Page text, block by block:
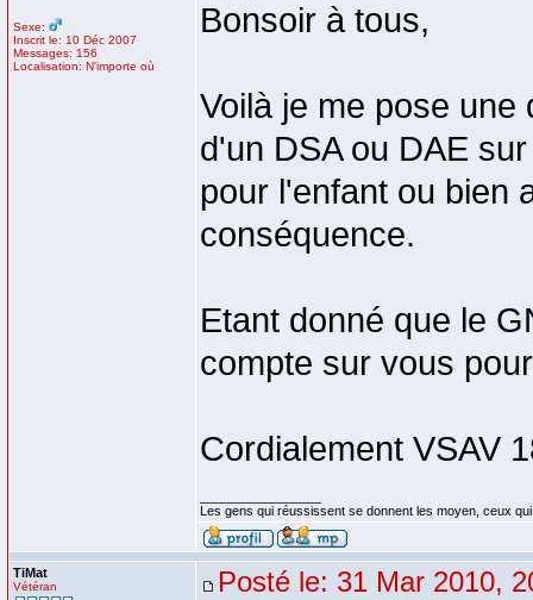
Sexe:
Inscrit le: 10 Déc 2007
Messages: 156
Localisation: N'importe où
Bonsoir à tous,
Voilà je me pose
d'un DSA ou DAE
pour l'enfant ou bien
conséquence.
Etant donné que le
compte sur vous
Cordialement VSAV
Les gens qui réussissent se donnent les moyen, ceux
TiMat
Vétéran Posté le: 31 Mar 2010,